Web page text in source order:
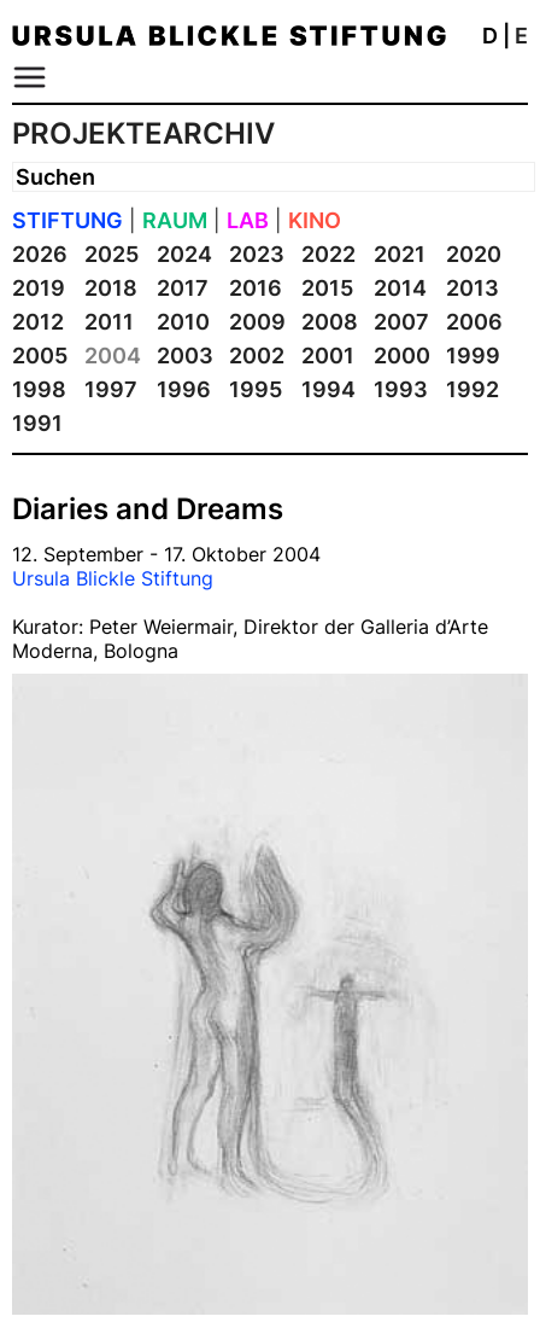
D E
PROJEKTEARCHIV
STIFTUNG RAUM LAB
KINO
2026
2025 2024 2023 2022 2021
2020
2019
2018 2017 2016 2015 2014
2013
2012
2011 2010 2009 2008 2007
2006
2005
2004 2003 2002 2001 2000
1999
1998
1997 1996 1995 1994 1993
1992
1991
Diaries and Dreams
12. September - 17. Oktober 2004
Ursula Blickle Stiftung
Kurator: Peter Weiermair, Direktor der Galleria d’Arte
Moderna, Bologna